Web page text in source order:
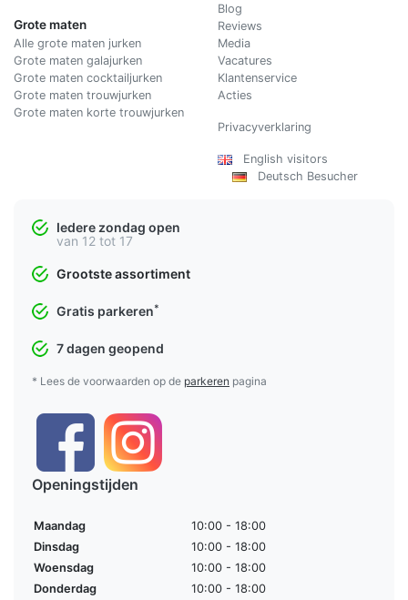
Grote maten
Alle grote maten jurken
Grote maten galajurken
Grote maten cocktailjurken
Grote maten trouwjurken
Grote maten korte trouwjurken
Blog
Reviews
Media
Vacatures
Klantenservice
Acties
Privacyverklaring
English visitors
Deutsch Besucher
Iedere zondag open
van 12 tot 17
Grootste assortiment
Gratis parkeren*
7 dagen geopend
* Lees de voorwaarden op de parkeren pagina
Openingstijden
Maandag
10:00 - 18:00
Dinsdag
10:00 - 18:00
Woensdag
10:00 - 18:00
Donderdag
10:00 - 18:00